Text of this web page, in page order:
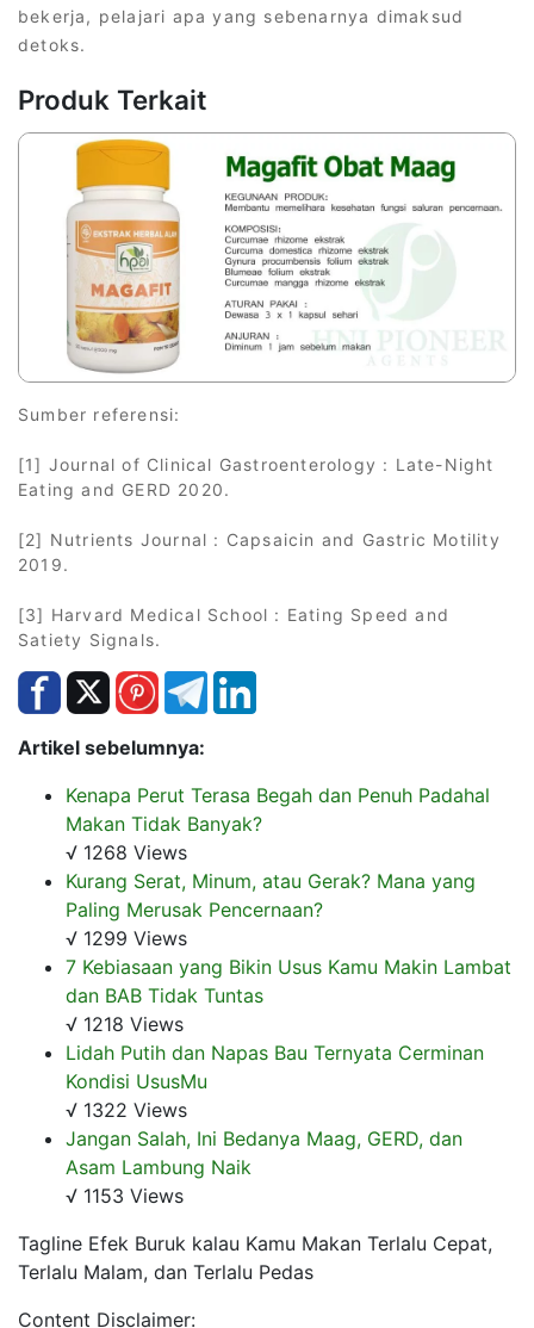
bekerja, pelajari apa yang sebenarnya dimaksud
detoks.
Produk Terkait
Sumber referensi:
[1] Journal of Clinical Gastroenterology : Late-Night
Eating and GERD 2020.
[2] Nutrients Journal : Capsaicin and Gastric Motility
2019.
[3] Harvard Medical School : Eating Speed and
Satiety Signals.
Artikel sebelumnya:
Kenapa Perut Terasa Begah dan Penuh Padahal
Makan Tidak Banyak?
√ 1268 Views
Kurang Serat, Minum, atau Gerak? Mana yang
Paling Merusak Pencernaan?
√ 1299 Views
7 Kebiasaan yang Bikin Usus Kamu Makin Lambat
dan BAB Tidak Tuntas
√ 1218 Views
Lidah Putih dan Napas Bau Ternyata Cerminan
Kondisi UsusMu
√ 1322 Views
Jangan Salah, Ini Bedanya Maag, GERD, dan
Asam Lambung Naik
√ 1153 Views
Tagline Efek Buruk kalau Kamu Makan Terlalu Cepat,
Terlalu Malam, dan Terlalu Pedas
Content Disclaimer: